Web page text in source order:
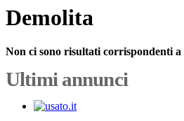
Demolita
Non ci sono risultati corrispondenti
Ultimi annunci